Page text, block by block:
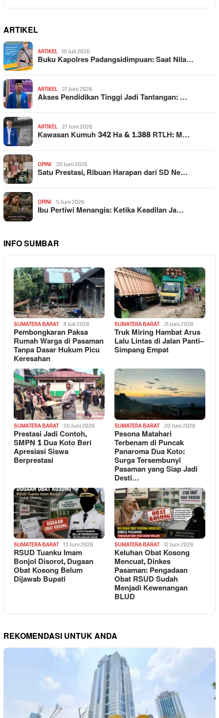
ARTIKEL
ARTIKEL 10 Juli 2026
Buku Kapolres Padangsidimpuan: Saat Nila…
ARTIKEL 27 Juni 2026
Akses Pendidikan Tinggi Jadi Tantangan: …
ARTIKEL 27 Juni 2026
Kawasan Kumuh 342 Ha & 1.388 RTLH: M…
OPINI 20 Juni 2026
Satu Prestasi, Ribuan Harapan dari SD Ne…
OPINI 5 Juni 2026
Ibu Pertiwi Menangis: Ketika Keadilan Ja…
INFO SUMBAR
SUMATERA BARAT 11 Juli 2026
Pembongkaran Paksa
Rumah Warga di Pasaman
Tanpa Dasar Hukum Picu
Keresahan
SUMATERA BARAT 21 Juni 2026
Truk Miring Hambat Arus
Lalu Lintas di Jalan Panti–
Simpang Empat
SUMATERA BARAT 20 Juni 2026
Prestasi Jadi Contoh,
SMPN 1 Dua Koto Beri
Apresiasi Siswa
Berprestasi
SUMATERA BARAT 20 Juni 2026
Pesona Matahari
Terbenam di Puncak
Panaroma Dua Koto:
Surga Tersembunyi
Pasaman yang Siap Jadi
Desti…
SUMATERA BARAT 13 Juni 2026
RSUD Tuanku Imam
Bonjol Disorot, Dugaan
Obat Kosong Belum
Dijawab Bupati
SUMATERA BARAT 12 Juni 2026
Keluhan Obat Kosong
Mencuat, Dinkes
Pasaman: Pengadaan
Obat RSUD Sudah
Menjadi Kewenangan
BLUD
REKOMENDASI UNTUK ANDA